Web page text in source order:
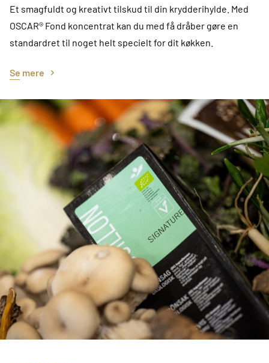
Et smagfuldt og kreativt tilskud til din krydderihylde. Med
OSCAR® Fond koncentrat kan du med få dråber gøre en
standardret til noget helt specielt for dit køkken.
Se mere